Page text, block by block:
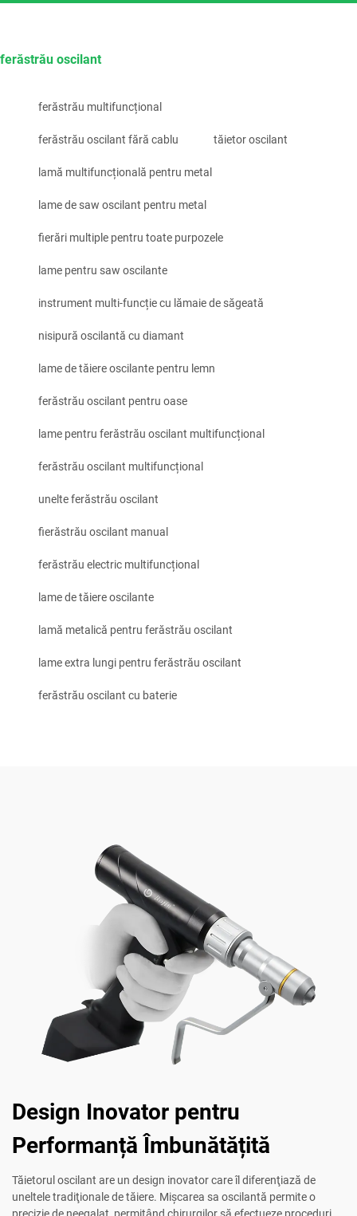
ferăstrău oscilant
ferăstrău multifuncțional
ferăstrău oscilant fără cablu tăietor oscilant
lamă multifuncțională pentru metal
lame de saw oscilant pentru metal
fierări multiple pentru toate purpozele
lame pentru saw oscilante
instrument multi-funcție cu lămaie de săgeată
nisipură oscilantă cu diamant
lame de tăiere oscilante pentru lemn
ferăstrău oscilant pentru oase
lame pentru ferăstrău oscilant multifuncțional
ferăstrău oscilant multifuncțional
unelte ferăstrău oscilant
fierăstrău oscilant manual
ferăstrău electric multifuncțional
lame de tăiere oscilante
lamă metalică pentru ferăstrău oscilant
lame extra lungi pentru ferăstrău oscilant
ferăstrău oscilant cu baterie
Design Inovator pentru
Performanță Îmbunătățită
Tăietorul oscilant are un design inovator care îl diferenţiază de
uneltele tradiţionale de tăiere. Mişcarea sa oscilantă permite o